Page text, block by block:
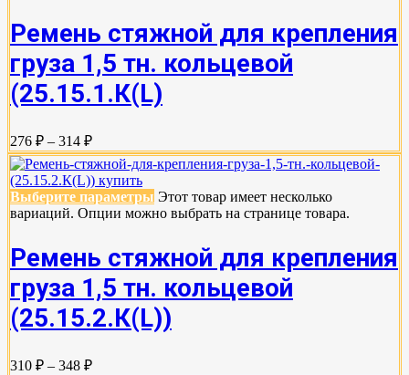
Ремень стяжной для крепления
груза 1,5 тн. кольцевой
(25.15.1.К(L)
276 ₽ – 314 ₽
Выберите параметры Этот товар имеет несколько
вариаций. Опции можно выбрать на странице товара.
Ремень стяжной для крепления
груза 1,5 тн. кольцевой
(25.15.2.К(L))
310 ₽ – 348 ₽